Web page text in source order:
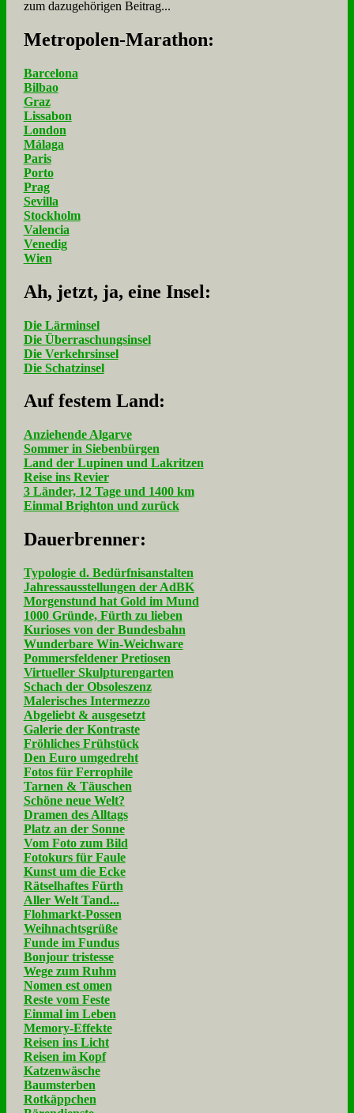
zum dazugehörigen Beitrag...
Me­tro­po­len-Ma­ra­thon:
Barcelona
Bilbao
Graz
Lissabon
London
Málaga
Paris
Porto
Prag
Sevilla
Stockholm
Valencia
Venedig
Wien
Ah, jetzt, ja, ei­ne In­sel:
Die Lärminsel
Die Überraschungsinsel
Die Verkehrsinsel
Die Schatzinsel
Auf fe­stem Land:
Anziehende Algarve
Sommer in Siebenbürgen
Land der Lupinen und Lakritzen
Reise ins Revier
3 Länder, 12 Tage und 1400 km
Einmal Brighton und zurück
Dau­er­bren­ner:
Typologie d. Bedürfnisanstalten
Jahressausstellungen der AdBK
Morgenstund hat Gold im Mund
1000 Gründe, Fürth zu lieben
Kurioses von der Bundesbahn
Wunderbare Win-Weichware
Pommersfeldener Pretiosen
Virtueller Skulpturengarten
Schach der Obsoleszenz
Malerisches Intermezzo
Abgeliebt & ausgesetzt
Galerie der Kontraste
Fröhliches Frühstück
Den Euro umgedreht
Fotos für Ferrophile
Tarnen & Täuschen
Schöne neue Welt?
Dramen des Alltags
Platz an der Sonne
Vom Foto zum Bild
Fotokurs für Faule
Kunst um die Ecke
Rätselhaftes Fürth
Aller Welt Tand...
Flohmarkt-Possen
Weihnachtsgrüße
Funde im Fundus
Bonjour tristesse
Wege zum Ruhm
Nomen est omen
Reste vom Feste
Einmal im Leben
Memory-Effekte
Reisen ins Licht
Reisen im Kopf
Katzenwäsche
Baumsterben
Rotkäppchen